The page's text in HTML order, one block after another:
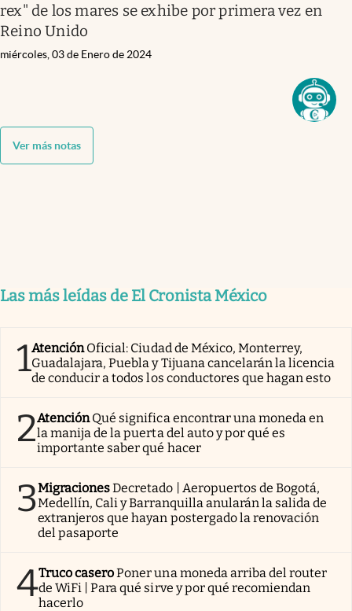
rex" de los mares se exhibe por primera vez en
Reino Unido
miércoles, 03 de Enero de 2024
Ver más notas
Las más leídas de El Cronista México
1AtenciónOficial: Ciudad de México, Monterrey,
Guadalajara, Puebla y Tijuana cancelarán la licencia
de conducir a todos los conductores que hagan esto
2AtenciónQué significa encontrar una moneda en
la manija de la puerta del auto y por qué es
importante saber qué hacer
3MigracionesDecretado | Aeropuertos de Bogotá,
Medellín, Cali y Barranquilla anularán la salida de
extranjeros que hayan postergado la renovación
del pasaporte
4Truco caseroPoner una moneda arriba del router
de WiFi | Para qué sirve y por qué recomiendan
hacerlo